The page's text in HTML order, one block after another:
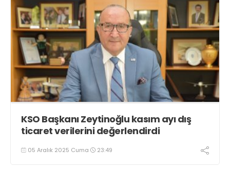
KSO Başkanı Zeytinoğlu kasım ayı dış
ticaret verilerini değerlendirdi
05 Aralık 2025 Cuma 23:49